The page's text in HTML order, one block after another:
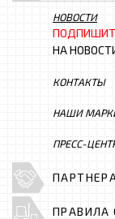
НОВОСТИ
НА
КОНТАКТЫ
НАШИ
ПРЕСС-
ПРАВИЛА